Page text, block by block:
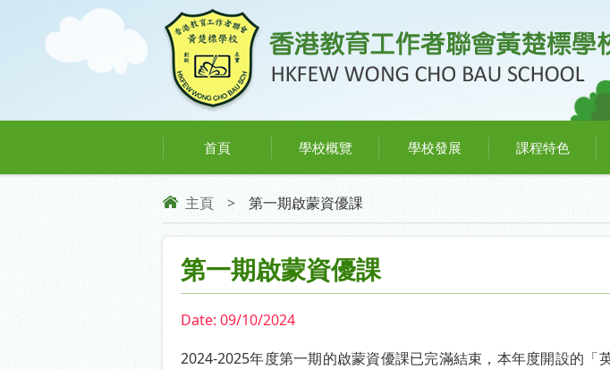
首頁 學校概覽 學校發展 課程特色
主頁 > 第一期啟蒙資優課
第一期啟蒙資優課
Date: 09/10/2024
2024-2025年度第一期的啟蒙資優課已完滿結束，本年度開設的「